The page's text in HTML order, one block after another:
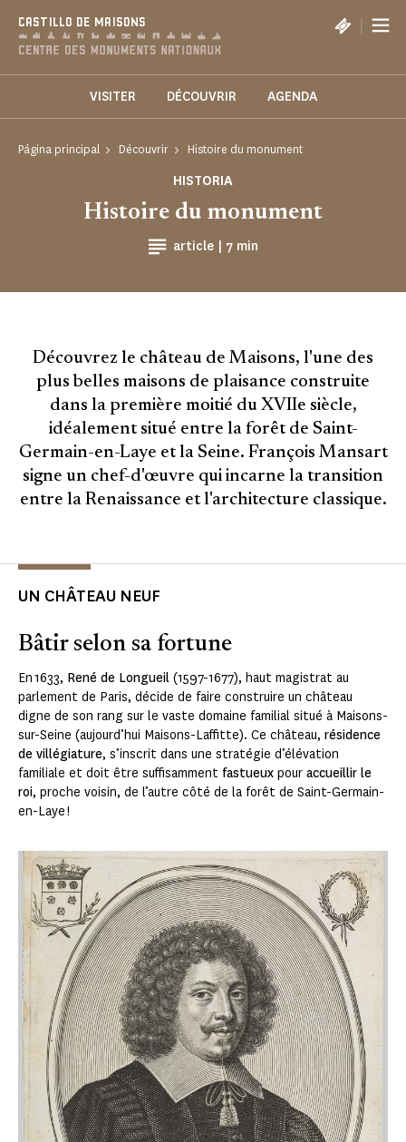
CASTILLO DE MAISONS |
VISITER DÉCOUVRIR AGENDA
Página principal Découvrir Histoire du monument
HISTORIA
article | Tiempo de lectura
7 min
Histoire du monument
Découvrez le château de Maisons, l'une des
plus belles maisons de plaisance construite
dans la première moitié du XVIIe siècle,
idéalement situé entre la forêt de Saint-
Germain-en-Laye et la Seine. François Mansart
signe un chef-d'œuvre qui incarne la transition
entre la Renaissance et l'architecture classique.
UN CHÂTEAU NEUF
Bâtir selon sa fortune
En 1633, René de Longueil (1597-1677), haut magistrat au
parlement de Paris, décide de faire construire un château
digne de son rang sur le vaste domaine familial situé à Maisons-
sur-Seine (aujourd’hui Maisons-Laffitte). Ce château, résidence
de villégiature, s’inscrit dans une stratégie d’élévation
familiale et doit être suffisamment fastueux pour accueillir le
roi, proche voisin, de l’autre côté de la forêt de Saint-Germain-
en-Laye !